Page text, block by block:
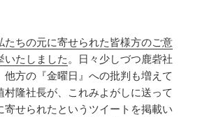
たちの元に寄せられた皆様方のご意
いたしました。日々少しづつ鹿砦社
他方の『金曜日』への批判も増えて
村隆社長が、これみよがしに送って
寄せられたというツイートを掲載い